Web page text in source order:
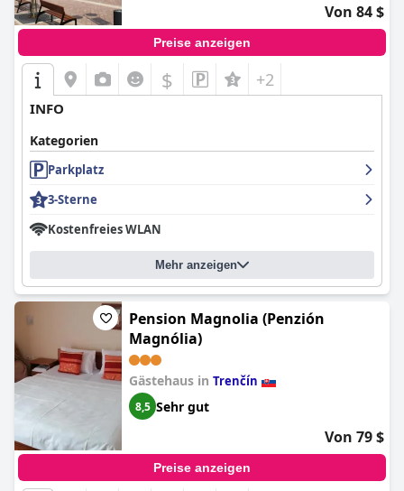
Von 84 $
Preise anzeigen
$ +2
INFO
Kategorien
Parkplatz
3-Sterne
Kostenfreies WLAN
Mehr anzeigen
Pension Magnolia (Penzión
Magnólia)
Gästehaus in Trenčín
8,5 Sehr gut
Von 79 $
Preise anzeigen